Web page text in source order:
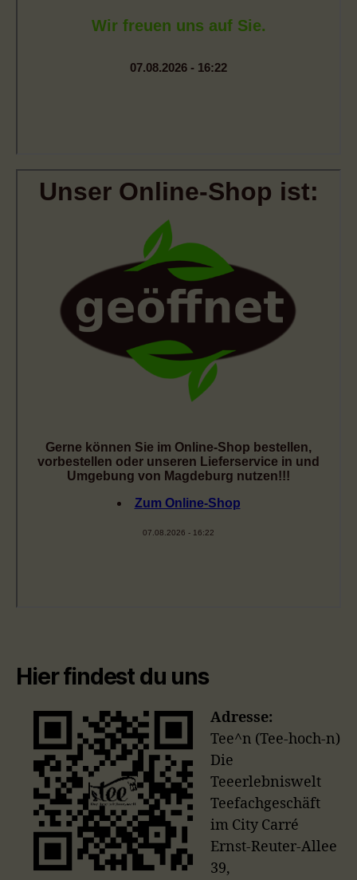
Hier findest du uns
Adresse:
Tee^n (Tee-hoch-n)
Die
Teeerlebniswelt
Teefachgeschäft
im City Carré
Ernst-Reuter-Allee
39,